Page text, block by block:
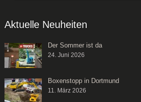
Aktuelle Neuheiten
Der Sommer ist da
24. Juni 2026
Boxenstopp in Dortmund
11. März 2026